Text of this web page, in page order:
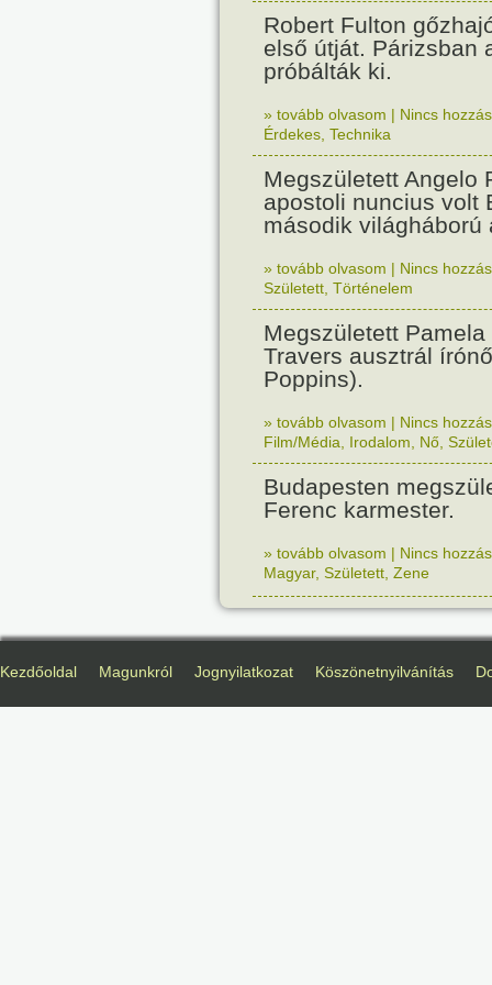
Robert Fulton
első útját. Párizsban
próbálták ki.
» tovább olvasom | Nincs
Érdekes Technika
Megszületett Angelo
apostoli nuncius volt
második világháború
» tovább olvasom | Nincs
Született Történelem
Megszületett Pamela
Travers ausztrál
Poppins).
» tovább olvasom | Nincs
Film/Média
Irodalom Nő
Budapesten
Ferenc karmester.
» tovább olvasom | Nincs
Magyar, Született Zene
Kezdőoldal Magunkról Jognyilatkozat Köszönetnyilvánítás